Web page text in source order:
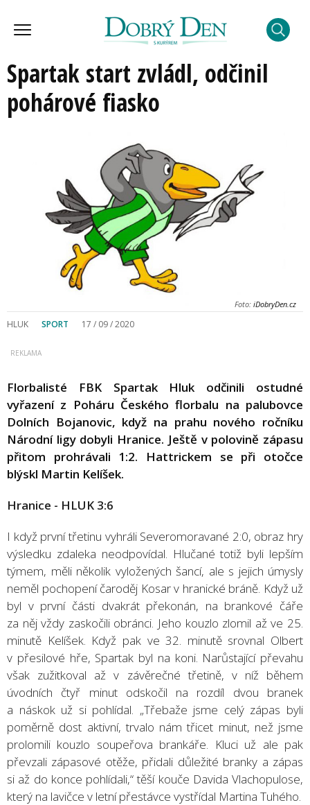
Spartak start zvládl, odčinil
pohárové fiasko
Foto: iDobryDen.cz
HLUK SPORT 17 / 09 / 2020
Florbalisté FBK Spartak Hluk odčinili ostudné
vyřazení z Poháru Českého florbalu na palubovce
Dolních Bojanovic, když na prahu nového ročníku
Národní ligy dobyli Hranice. Ještě v polovině zápasu
přitom prohrávali 1:2. Hattrickem se při otočce
blýskl Martin Kelíšek.
Hranice - HLUK 3:6
I když první třetinu vyhráli Severomoravané 2:0, obraz hry
výsledku zdaleka neodpovídal. Hlučané totiž byli lepším
týmem, měli několik vyložených šancí, ale s jejich úmysly
neměl pochopení čaroděj Kosar v hranické bráně. Když už
byl v první části dvakrát překonán, na brankové čáře
za něj vždy zaskočili obránci. Jeho kouzlo zlomil až ve 25.
minutě Kelíšek. Když pak ve 32. minutě srovnal Olbert
v přesilové hře, Spartak byl na koni. Narůstající převahu
však zužitkoval až v závěrečné třetině, v níž během
úvodních čtyř minut odskočil na rozdíl dvou branek
a náskok už si pohlídal. „Třebaže jsme celý zápas byli
poměrně dost aktivní, trvalo nám třicet minut, než jsme
prolomili kouzlo soupeřova brankáře. Kluci už ale pak
převzali zápasové otěže, přidali důležité branky a zápas
si až do konce pohlídali,“ těší kouče Davida Vlachopulose,
který na lavičce v letní přestávce vystřídal Martina Tuhého.